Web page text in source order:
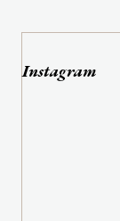
Instagram